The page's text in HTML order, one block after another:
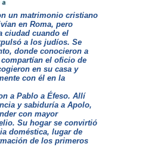
un matrimonio cristiano
en Roma, pero
ciudad cuando el
a los judíos. Se
donde conocieron a
el oficio de
en su casa y
con él en la
a Pablo a Éfeso. Allí
y sabiduría a Apolo,
con mayor
Su hogar se convirtió
doméstica, lugar de
de los primeros